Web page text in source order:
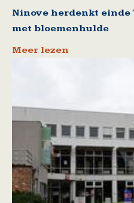
Ninove herdenkt einde
met bloemenhulde
Meer lezen